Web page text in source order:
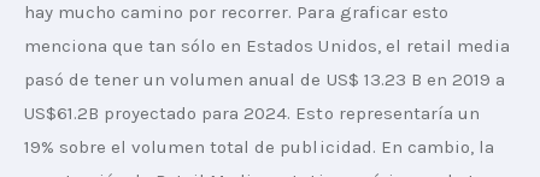
hay mucho camino por recorrer. Para graficar esto
menciona que tan sólo en Estados Unidos, el retail media
pasó de tener un volumen anual de US$ 13.23 B en 2019 a
US$61.2B proyectado para 2024. Esto representaría un
19% sobre el volumen total de publicidad. En cambio, la